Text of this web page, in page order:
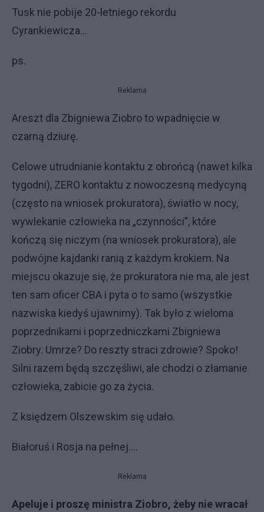
Tusk nie pobije 20-letniego rekordu
Cyrankiewicza…
ps.
Reklama
Areszt dla Zbigniewa Ziobro to wpadnięcie w
czarną dziurę.
Celowe utrudnianie kontaktu z obrońcą (nawet kilka
tygodni), ZERO kontaktu z nowoczesną medycyną
(często na wniosek prokuratora), światło w nocy,
wywlekanie człowieka na „czynności”, które
kończą się niczym (na wniosek prokuratora), ale
podwójne kajdanki ranią z każdym krokiem. Na
miejscu okazuje się, że prokuratora nie ma, ale jest
ten sam oficer CBA i pyta o to samo (wszystkie
nazwiska kiedyś ujawnimy). Tak było z wieloma
poprzednikami i poprzedniczkami Zbigniewa
Ziobry. Umrze? Do reszty straci zdrowie? Spoko!
Silni razem będą szczęśliwi, ale chodzi o złamanie
człowieka, zabicie go za życia.
Z księdzem Olszewskim się udało.
Białoruś i Rosja na pełnej....
Reklama
Apeluje i proszę ministra Ziobro, żeby nie wracał